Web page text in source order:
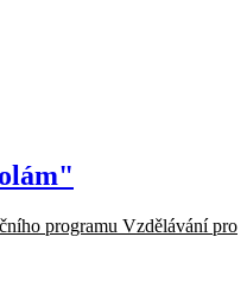
programu Vzdělávání pro